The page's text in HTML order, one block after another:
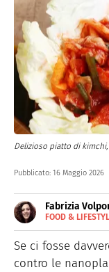
Delizioso piatto di
Pubblicato: 16 Maggio 2026
Fabrizia
FOOD &
Nata nella
Storiche.
green dal 2018.
Se ci fosse
contro le